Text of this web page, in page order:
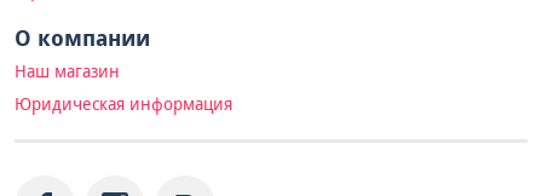
О компании
Наш магазин
Юридическая информация